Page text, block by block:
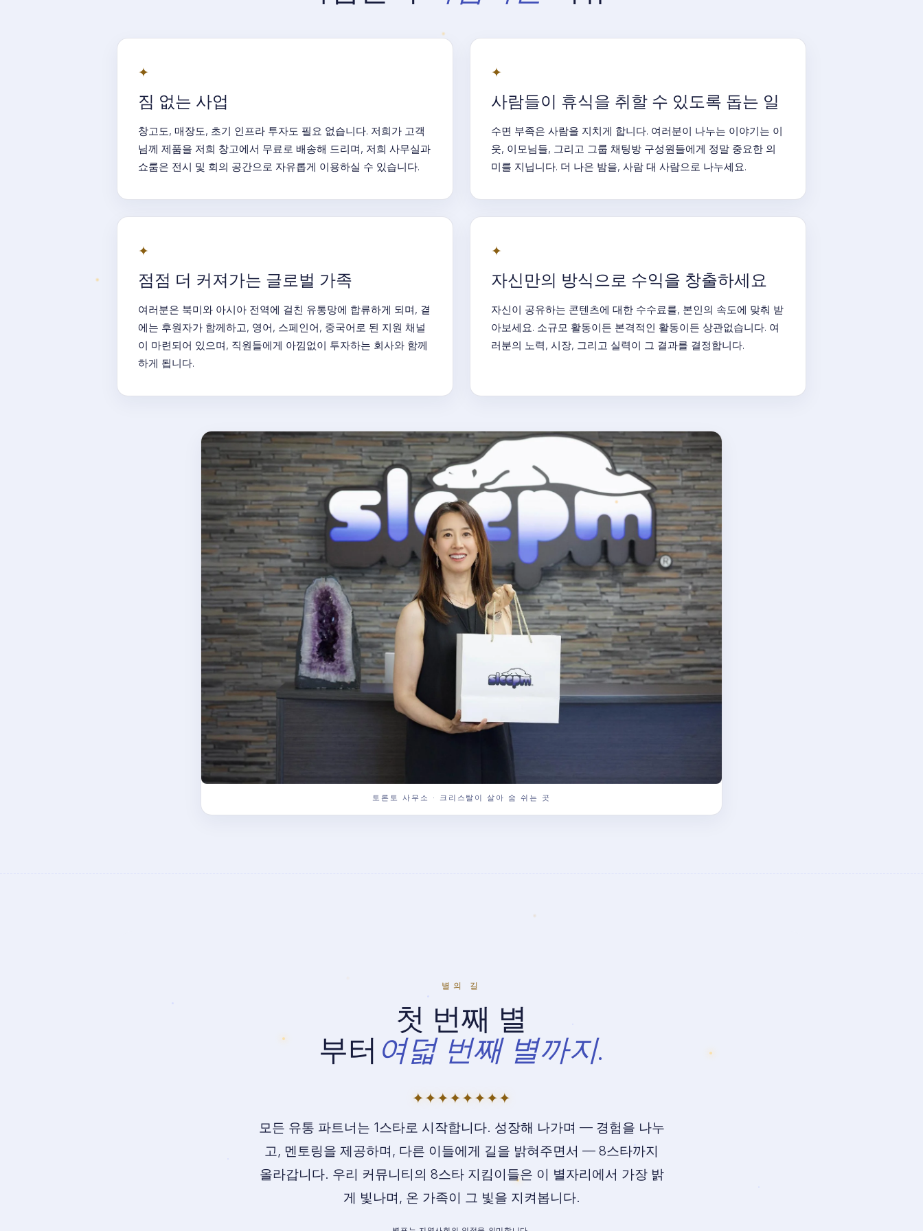
✦
짐 없는 사업
창고도, 매장도, 초기 인프라 투자도 필요 없습니다. 저희가 고객
님께 제품을 저희 창고에서 무료로 배송해 드리며, 저희 사무실과
쇼룸은 전시 및 회의 공간으로 자유롭게 이용하실 수 있습니다.
✦
사람들이 휴식을 취할 수 있도록 돕는 일
수면 부족은 사람을 지치게 합니다. 여러분이 나누는 이야기는 이
웃, 이모님들, 그리고 그룹 채팅방 구성원들에게 정말 중요한 의
미를 지닙니다. 더 나은 밤을, 사람 대 사람으로 나누세요.
✦
점점 더 커져가는 글로벌 가족
여러분은 북미와 아시아 전역에 걸친 유통망에 합류하게 되며, 곁
에는 후원자가 함께하고, 영어, 스페인어, 중국어로 된 지원 채널
이 마련되어 있으며, 직원들에게 아낌없이 투자하는 회사와 함께
하게 됩니다.
✦
자신만의 방식으로 수익을 창출하세요
자신이 공유하는 콘텐츠에 대한 수수료를, 본인의 속도에 맞춰 받
아보세요. 소규모 활동이든 본격적인 활동이든 상관없습니다. 여
러분의 노력, 시장, 그리고 실력이 그 결과를 결정합니다.
토론토 사무소 · 크리스탈이 살아 숨 쉬는 곳
별의 길
첫 번째 별
부터 여덟 번째 별까지.
✦✦✦✦✦✦✦✦
모든 유통 파트너는 1스타로 시작합니다. 성장해 나가며 — 경험을 나누
고, 멘토링을 제공하며, 다른 이들에게 길을 밝혀주면서 — 8스타까지
올라갑니다. 우리 커뮤니티의 8스타 지킴이들은 이 별자리에서 가장 밝
게 빛나며, 온 가족이 그 빛을 지켜봅니다.